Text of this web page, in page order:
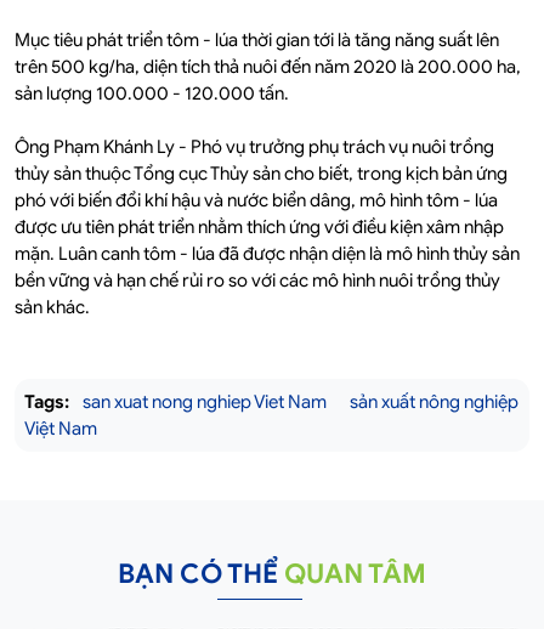
Mục tiêu phát triển tôm - lúa thời gian tới là tăng năng suất lên
trên 500 kg/ha, diện tích thả nuôi đến năm 2020 là 200.000 ha,
sản lượng 100.000 - 120.000 tấn.
Ông Phạm Khánh Ly - Phó vụ trưởng phụ trách vụ nuôi trồng
thủy sản thuộc Tổng cục Thủy sản cho biết, trong kịch bản ứng
phó với biến đổi khí hậu và nước biển dâng, mô hình tôm - lúa
được ưu tiên phát triển nhằm thích ứng với điều kiện xâm nhập
mặn. Luân canh tôm - lúa đã được nhận diện là mô hình thủy sản
bền vững và hạn chế rủi ro so với các mô hình nuôi trồng thủy
sản khác.
Tags: san xuat nong nghiep Viet Nam
sản xuất nông nghiệp
Việt Nam
BẠN CÓ THỂ QUAN TÂM